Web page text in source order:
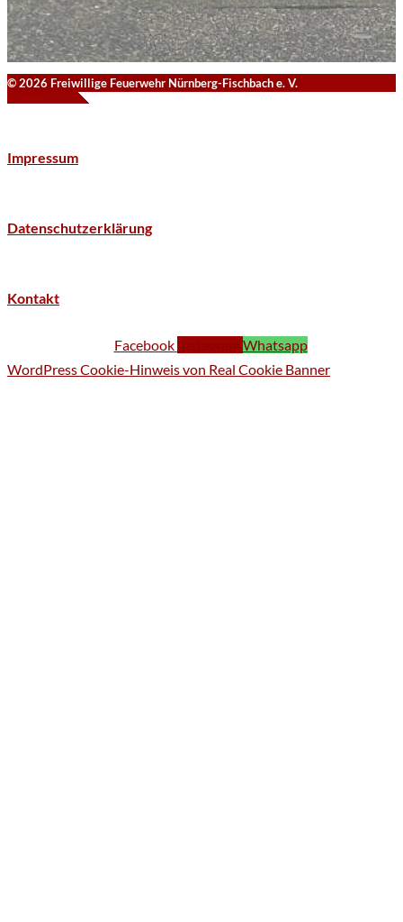
© 2026 Freiwillige Feuerwehr Nürnberg-Fischbach e. V.
Impressum
Datenschutzerklärung
Kontakt
Facebook
Whatsapp
WordPress Cookie-Hinweis von Real Cookie Banner